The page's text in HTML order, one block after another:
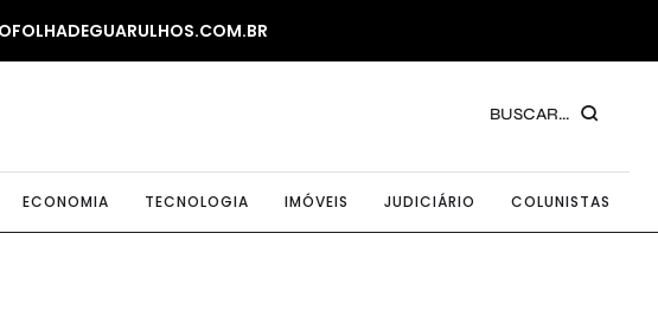
BUSCAR...
ECONOMIA TECNOLOGIA IMÓVEIS JUDICIÁRIO COLUNISTAS